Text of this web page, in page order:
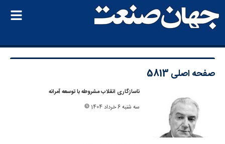
صفحه اصلی 5813
ناسازگاری انقلاب مشروطه با توسعه آمرانه
سه شنبه 6 خرداد 1404